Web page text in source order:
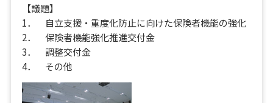
【議題】
1． 自立支援・重度化防止に向けた保険者機能の強化
2． 保険者機能強化推進交付金
3． 調整交付金
4． その他